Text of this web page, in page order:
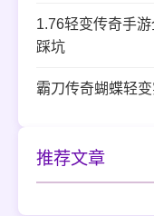
1.76轻变传奇手
踩坑
霸刀传奇蝴蝶轻
推荐文章